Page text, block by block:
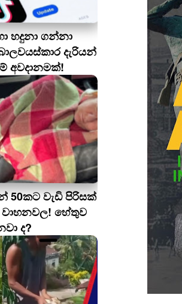
හදුනා ගන්නා
දැරියන්
අවදානමක්!
50කට වැඩි පිරිසක්
වාහනවල! හේතුව
ද?